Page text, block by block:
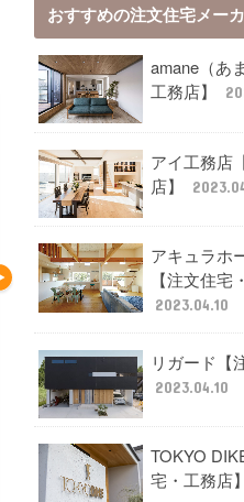
おすすめの注文住宅メー
amane（あ
工務店】
アイ工務店
店】
アキュラホ
【注文住宅
2023.04.10
リガード【
2023.04.10
TOKYO
宅・工務店】